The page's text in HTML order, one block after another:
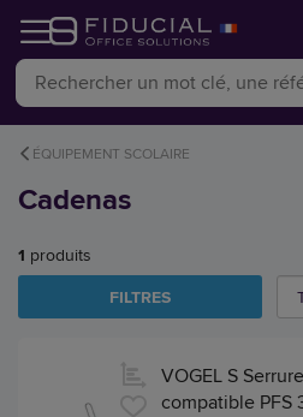
ÉQUIPEMENT SCOLAIRE
Cadenas
1 produits
FILTRES
VOGEL S
compatible PFS